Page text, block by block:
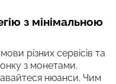
з мінімальною
різних сервісів та
з монетами.
нюанси. Чим